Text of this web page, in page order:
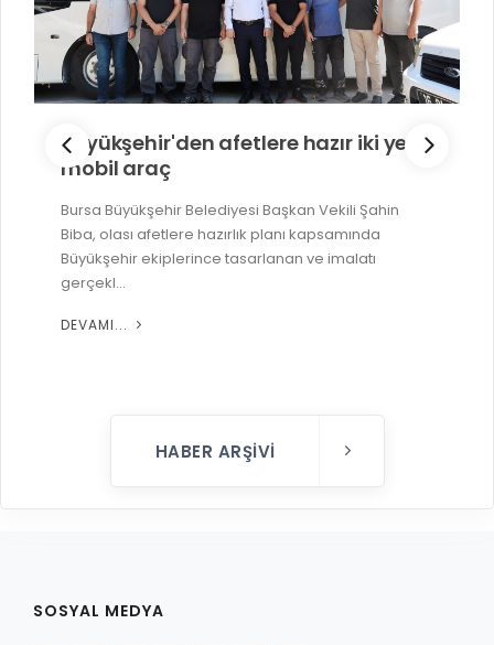
Büyükşehir'den afetlere hazır iki yeni
mobil araç
Bursa Büyükşehir Belediyesi Başkan Vekili Şahin
Biba, olası afetlere hazırlık planı kapsamında
Büyükşehir ekiplerince tasarlanan ve imalatı
gerçekl...
DEVAMI...
HABER ARŞIVI
SOSYAL MEDYA